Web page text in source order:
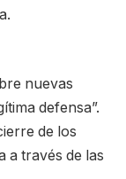
nuevas
defensa”.
de los
a través de las